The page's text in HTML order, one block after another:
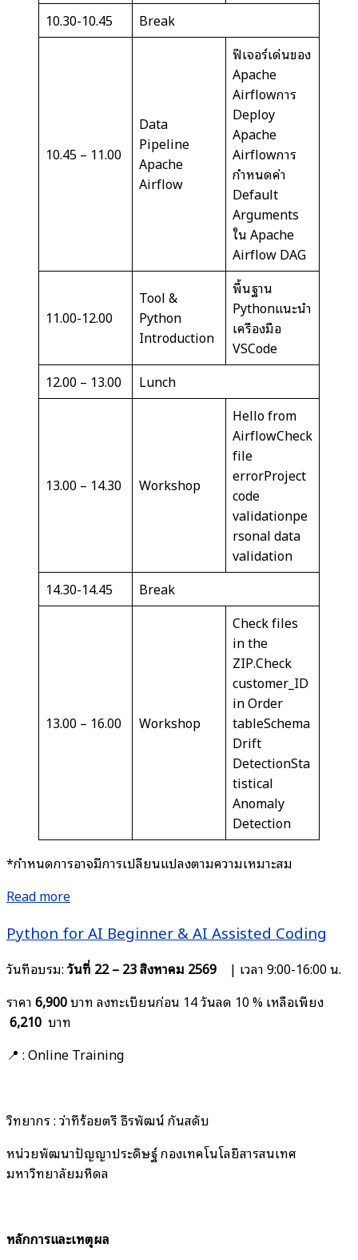
10.30-10.45 Break
10.45 – 11.00
Data
Pipeline
Apache
Airflow
ฟีเจอร์เด่นของ
Apache
Airflowการ
Deploy
Apache
Airflowการ
กำหนดค่า
Default
Arguments
ใน Apache
Airflow DAG
11.00-12.00
Tool &
Python
Introduction
พื้นฐาน
Pythonแนะนำ
เครื่องมือ
VSCode
12.00 – 13.00
Lunch
13.00 – 14.30 Workshop
Hello from
AirflowCheck
file
errorProject
code
validationpe
rsonal data
validation
14.30-14.45
Break
13.00 – 16.00 Workshop
Check files
in the
ZIP.Check
customer_ID
in Order
tableSchema
Drift
DetectionSta
tistical
Anomaly
Detection
*กำหนดการอาจมีการเปลี่ยนแปลงตามความเหมาะสม
Read more
Python for AI Beginner & AI Assisted Coding
วันที่อบรม:วันที่ 22 – 23 สิงหาคม 2569
| เวลา 9:00-16:00 น.
ราคา6,900บาท ลงทะเบียนก่อน 14 วันลด 10 % เหลือเพียง
6,210 บาท
📍 : Online Training
วิทยากร : ว่าที่ร้อยตรี ธีรพัฒน์ กันสดับ
หน่วยพัฒนาปัญญาประดิษฐ์ กองเทคโนโลยีสารสนเทศ
มหาวิทยาลัยมหิดล
หลักการและเหตุผล